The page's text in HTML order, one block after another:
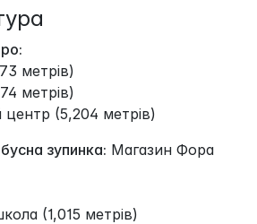
метрів)
метрів)
(5,204 метрів)
зупинка: Магазин Фора
(1,015 метрів)